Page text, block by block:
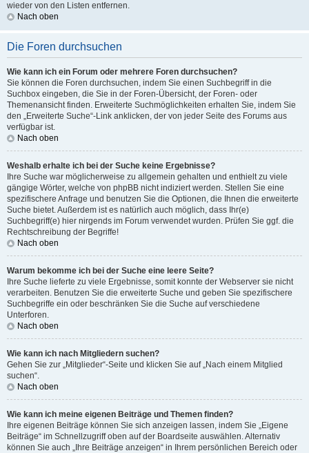
wieder von den Listen entfernen.
Nach oben
Die Foren durchsuchen
Wie kann ich ein Forum oder mehrere Foren durchsuchen?
Sie können die Foren durchsuchen, indem Sie einen Suchbegriff in die
Suchbox eingeben, die Sie in der Foren-Übersicht, der Foren- oder
Themenansicht finden. Erweiterte Suchmöglichkeiten erhalten Sie, indem Sie
den „Erweiterte Suche“-Link anklicken, der von jeder Seite des Forums aus
verfügbar ist.
Nach oben
Weshalb erhalte ich bei der Suche keine Ergebnisse?
Ihre Suche war möglicherweise zu allgemein gehalten und enthielt zu viele
gängige Wörter, welche von phpBB nicht indiziert werden. Stellen Sie eine
spezifischere Anfrage und benutzen Sie die Optionen, die Ihnen die erweiterte
Suche bietet. Außerdem ist es natürlich auch möglich, dass Ihr(e)
Suchbegriff(e) hier nirgends im Forum verwendet wurden. Prüfen Sie ggf. die
Rechtschreibung der Begriffe!
Nach oben
Warum bekomme ich bei der Suche eine leere Seite?
Ihre Suche lieferte zu viele Ergebnisse, somit konnte der Webserver sie nicht
verarbeiten. Benutzen Sie die erweiterte Suche und geben Sie spezifischere
Suchbegriffe ein oder beschränken Sie die Suche auf verschiedene
Unterforen.
Nach oben
Wie kann ich nach Mitgliedern suchen?
Gehen Sie zur „Mitglieder“-Seite und klicken Sie auf „Nach einem Mitglied
suchen“.
Nach oben
Wie kann ich meine eigenen Beiträge und Themen finden?
Ihre eigenen Beiträge können Sie sich anzeigen lassen, indem Sie „Eigene
Beiträge“ im Schnellzugriff oben auf der Boardseite auswählen. Alternativ
können Sie auch „Ihre Beiträge anzeigen“ in Ihrem persönlichen Bereich oder